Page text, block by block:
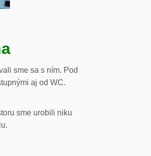
sme sa s ním. Pod
aj od WC.
sme urobili niku